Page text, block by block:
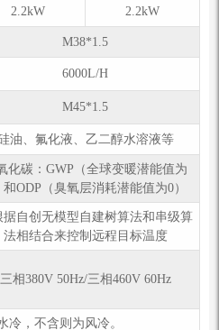
2.2kW 2.2kW
M38*1.5
6000L/H
M45*1.5
油、氟化液、乙二醇水溶液等
化碳：GWP（全球变暖潜能值为
和ODP（臭氧层消耗潜能值为0）
据自创无模型自建树算法和串级算
法相结合来控制远程目标温度
三相380V 50Hz/三相460V 60Hz
冷，不含则为风冷。